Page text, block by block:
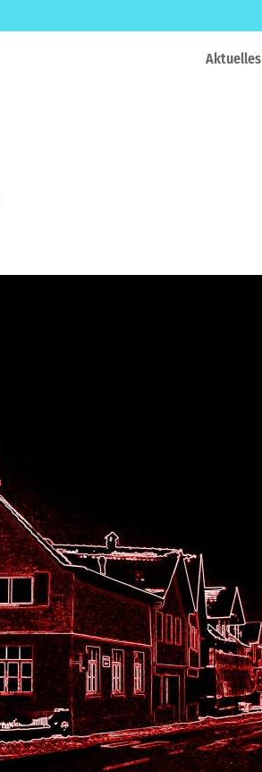
Aktuelles